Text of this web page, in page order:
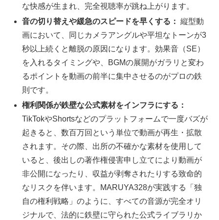
な快感が生まれ、完全視聴率が跳ね上がります。
音の切り替えや緩急のスピードを早くする： 縦型動
画において、同じカメラアングルや平坦なトーンが3
秒以上続くと離脱の原因になります。効果音（SE）
を入れるタイミングや、BGMの展開がガラリと変わ
るポイントを動画の前半に集中させるのがプロの鉄
則です。
権利関係が鉄壁な公式素材をインフラにする：
TikTokやShortsなどのプラットフォームで一度バズが
起きると、数百万回という単位で動画が再生・拡散
されます。その際、出所の不確かな素材を使用して
いると、後出しの著作権侵害申し立てにより動画が
非公開になったり、収益が剥奪されたりする致命的
なリスクを伴います。MARUYA328が実践する「独
自の権利戦略」のように、すべての音源が完全オリ
ジナルで、法的に鉄壁に守られた公式ライブラリか